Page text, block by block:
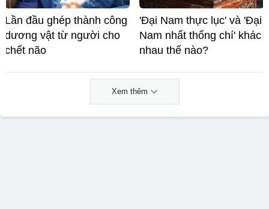
Lần đầu ghép thành công
dương vật từ người cho
chết não
'Đại Nam thực lục' và 'Đại
Nam nhất thống chí' khác
nhau thế nào?
Xem thêm